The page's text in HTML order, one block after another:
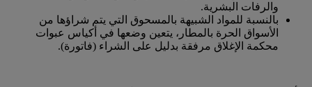
والرفات البشرية.
بالنسبة للمواد الشبيهة بالمسحوق التي يتم شراؤها من
الأسواق الحرة بالمطار، يتعين وضعها في أكياس عبوات
محكمة الإغلاق مرفقة بدليل على الشراء (فاتورة).